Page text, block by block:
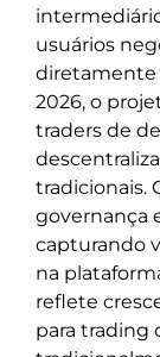
usuários
diretamente
2026, o
traders de
tradicionais.
governança
capturando
na
reflete
para trading